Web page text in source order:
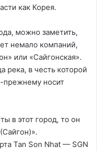
как Корея.
можно заметить,
немало компаний,
или «Сайгонская».
река, в честь которой
прежнему носит
в этот город, то он
Tan Son Nhat — SGN